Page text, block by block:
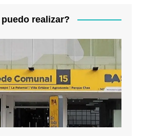
realizar?